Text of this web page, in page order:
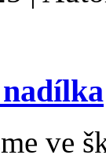
nadílka
ve